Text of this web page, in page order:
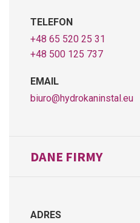
TELEFON
+48 65 520 25 31
+48 500 125 737
EMAIL
biuro@hydrokaninstal.eu
DANE FIRMY
ADRES